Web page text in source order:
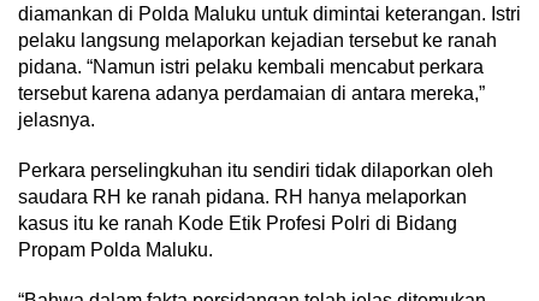
diamankan di Polda Maluku untuk dimintai keterangan. Istri
pelaku langsung melaporkan kejadian tersebut ke ranah
pidana. “Namun istri pelaku kembali mencabut perkara
tersebut karena adanya perdamaian di antara mereka,”
jelasnya.
Perkara perselingkuhan itu sendiri tidak dilaporkan oleh
saudara RH ke ranah pidana. RH hanya melaporkan
kasus itu ke ranah Kode Etik Profesi Polri di Bidang
Propam Polda Maluku.